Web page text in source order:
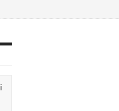
ili na tavanu: Ovaj stari